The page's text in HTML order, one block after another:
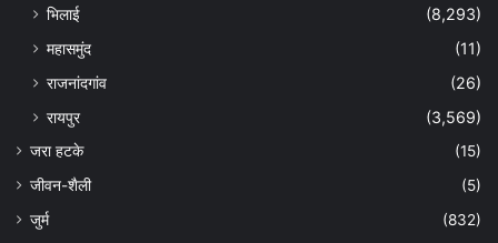
भिलाई
(8,293)
महासमुंद
(11)
राजनांदगांव
(26)
रायपुर
(3,569)
जरा हटके
(15)
जीवन-शैली
(5)
जुर्म
(832)